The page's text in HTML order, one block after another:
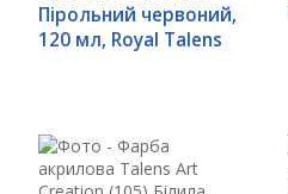
Пірольний червоний,
120 мл, Royal Talens